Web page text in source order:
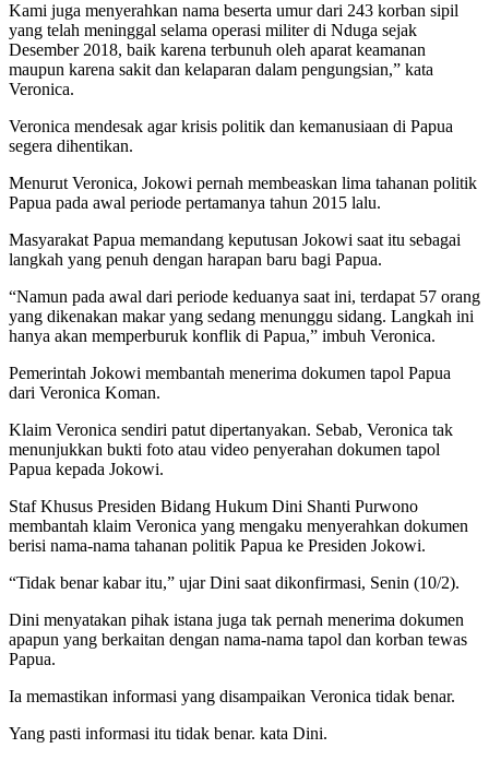
Kami juga menyerahkan nama beserta umur dari 243 korban sipil
yang telah meninggal selama operasi militer di Nduga sejak
Desember 2018, baik karena terbunuh oleh aparat keamanan
maupun karena sakit dan kelaparan dalam pengungsian,” kata
Veronica.
Veronica mendesak agar krisis politik dan kemanusiaan di Papua
segera dihentikan.
Menurut Veronica, Jokowi pernah membeaskan lima tahanan politik
Papua pada awal periode pertamanya tahun 2015 lalu.
Masyarakat Papua memandang keputusan Jokowi saat itu sebagai
langkah yang penuh dengan harapan baru bagi Papua.
“Namun pada awal dari periode keduanya saat ini, terdapat 57 orang
yang dikenakan makar yang sedang menunggu sidang. Langkah ini
hanya akan memperburuk konflik di Papua,” imbuh Veronica.
Pemerintah Jokowi membantah menerima dokumen tapol Papua
dari Veronica Koman.
Klaim Veronica sendiri patut dipertanyakan. Sebab, Veronica tak
menunjukkan bukti foto atau video penyerahan dokumen tapol
Papua kepada Jokowi.
Staf Khusus Presiden Bidang Hukum Dini Shanti Purwono
membantah klaim Veronica yang mengaku menyerahkan dokumen
berisi nama-nama tahanan politik Papua ke Presiden Jokowi.
“Tidak benar kabar itu,” ujar Dini saat dikonfirmasi, Senin (10/2).
Dini menyatakan pihak istana juga tak pernah menerima dokumen
apapun yang berkaitan dengan nama-nama tapol dan korban tewas
Papua.
Ia memastikan informasi yang disampaikan Veronica tidak benar.
Yang pasti informasi itu tidak benar. kata Dini.